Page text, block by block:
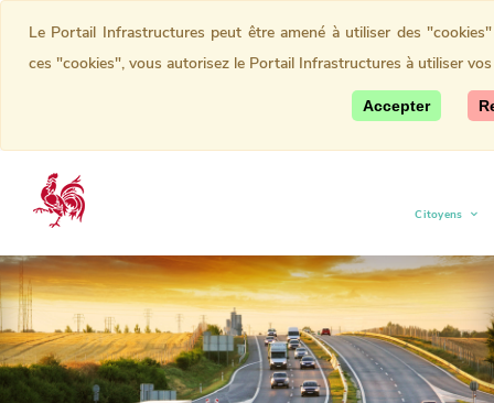
Citoyens
(current)
Le Portail Infrastructures peut être amené à utiliser des
ces "cookies", vous autorisez le Portail Infrastructures à utiliser
Accepter